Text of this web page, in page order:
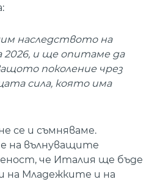
наследството на
и ще опитаме да
поколение чрез
сила, която има
се и съмняваме.
на вълнуващите
че Италия ще бъде
на Младежките и на